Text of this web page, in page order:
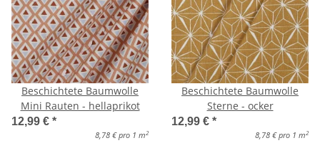
Beschichtete Baumwolle
Mini Rauten - hellaprikot
12,99 € *
8,78 € pro 1 m 2
Beschichtete Baumwolle
Sterne - ocker
12,99 € *
8,78 € pro 1 m 2